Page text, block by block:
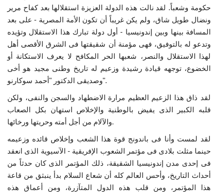
إرث جمال عبدالناصر
أخبار
شروط وأحكام منحة ناصر للقيادة الدولية
منحة ناصر للقيادة الدولية
مرجعياتنا
المواطن العالمي
الرواد
فرص
حكومة وشعباً. لقد نالت هذه الدولة العزيزة استقلالها بعد كفاح مرير
ونضال طويل شاق، ولم يكن غريباً أن تكون الأمة المصرية - على بعد
المسافة بينها وبين إندونيسيا - أول دولة تبارك هذا الاستقلال وتؤيده
وتدعو له بالتوفيق، فهى مؤمنة أن شقيقتها فى الشرق الأقصى أهل
لهذا الاستقلال والنصر، شعبها الحر المكافح لا يعرف الاستكانة أو
الخضوع، توجهه قيادة رشيدة وزعيم له تاريخ وطنى مجيد هو أخى
وصديقى الدكتور "أحمد سوكارنو".
لقد ذاق هذا الزعيم العظيم مرارة الاضطهاد والسجن والنفى، ولكن
قلبه الكبير الذى يفيض بالوطنية والإخلاص استهان بكل الصعاب
والآلام من أجل أمته وحريتها ورخائها.
لقد لمست وأنا فى باندونج قوة هذا الشعب وإخلاص قائده وزعيمه
حينما مثلت بلادى فى مؤتمر الشعوب الإفريقية - الآسيوية الذى انعقد
فى إحدى مدن إندونيسيا الشقيقة، ذلك المؤتمر الذى كان حدثاً من
أحداث التاريخ، وأحس العالم كله أن شعاع السلام بدأ ينبثق من قاعة
هذا المؤتمر، ومن قلب هذه الدول المتآزرة، ومن أعماق هذه